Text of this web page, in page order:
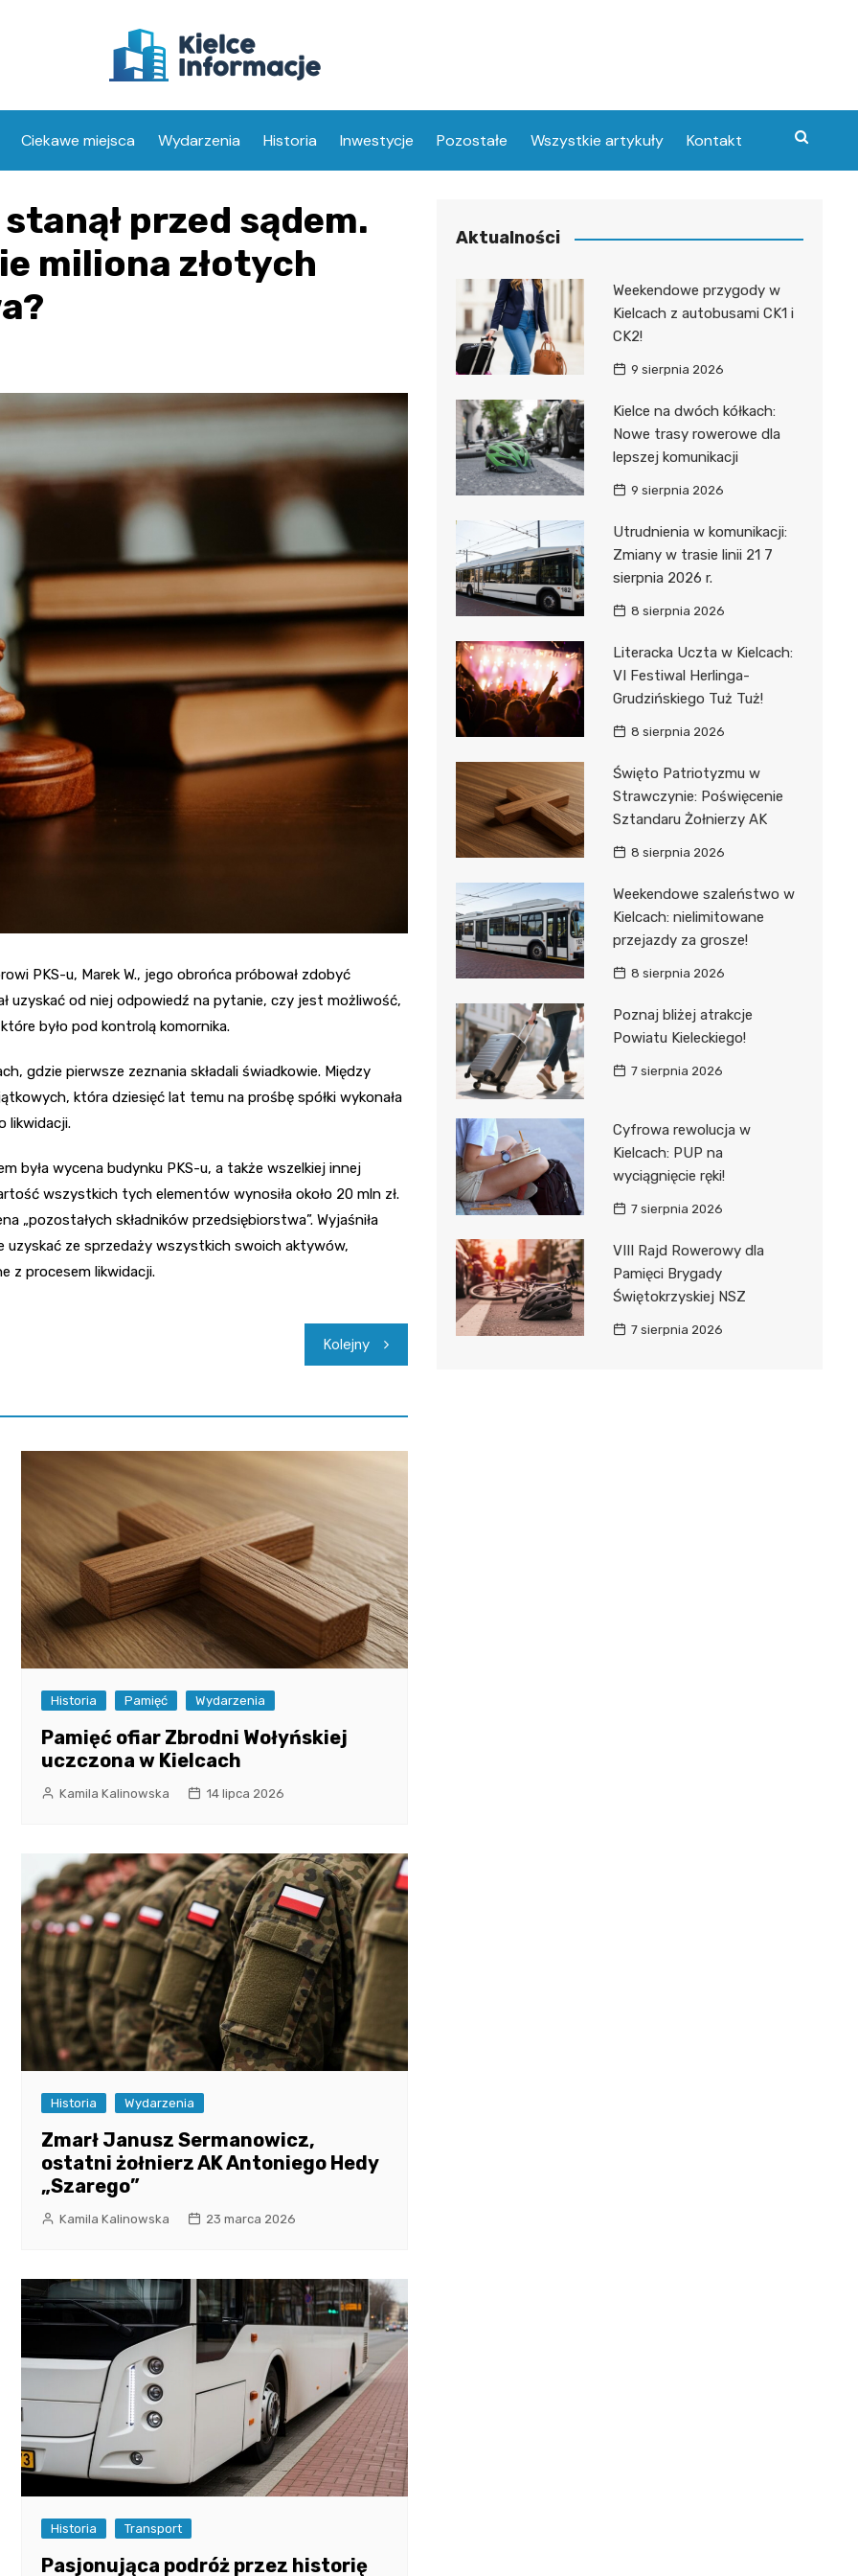
Ciekawe miejsca Wydarzenia Historia Inwestycje Pozostałe Wszystkie artykuły Kontakt
przed sądem.
miliona złotych
PKS-u, Marek W., jego obrońca próbował zdobyć
uzyskać od niej odpowiedź na pytanie, czy jest możliwość,
było pod kontrolą komornika.
gdzie pierwsze zeznania składali świadkowie. Między
która dziesięć lat temu na prośbę spółki wykonała
likwidacji.
była wycena budynku PKS-u, a także wszelkiej innej
wszystkich tych elementów wynosiła około 20 mln zł.
„pozostałych składników przedsiębiorstwa”. Wyjaśniła
ze sprzedaży wszystkich swoich aktywów,
z procesem likwidacji.
Kolejny
Historia Pamięć Wydarzenia
Pamięć ofiar Zbrodni Wołyńskiej
uczczona w Kielcach
Kamila Kalinowska 14 lipca 2026
Historia Wydarzenia
Zmarł Janusz Sermanowicz,
ostatni żołnierz AK Antoniego Hedy
„Szarego”
Kamila Kalinowska 23 marca 2026
Historia Transport
Pasjonująca podróż przez historię
Aktualności
Weekendowe przygody w
Kielcach z autobusami CK1 i
CK2!
9 sierpnia 2026
Kielce na dwóch kółkach:
Nowe trasy rowerowe dla
lepszej komunikacji
9 sierpnia 2026
Utrudnienia w komunikacji:
Zmiany w trasie linii 21 7
sierpnia 2026 r.
8 sierpnia 2026
Literacka Uczta w Kielcach:
VI Festiwal Herlinga-
Grudzińskiego Tuż Tuż!
8 sierpnia 2026
Święto Patriotyzmu w
Strawczynie: Poświęcenie
Sztandaru Żołnierzy AK
8 sierpnia 2026
Weekendowe szaleństwo w
Kielcach: nielimitowane
przejazdy za grosze!
8 sierpnia 2026
Poznaj bliżej atrakcje
Powiatu Kieleckiego!
7 sierpnia 2026
Cyfrowa rewolucja w
Kielcach: PUP na
wyciągnięcie ręki!
7 sierpnia 2026
VIII Rajd Rowerowy dla
Pamięci Brygady
Świętokrzyskiej NSZ
7 sierpnia 2026